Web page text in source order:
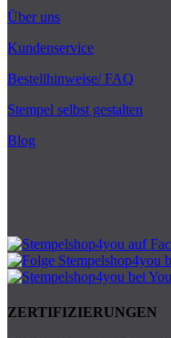
Über uns
Kundenservice
Bestellhinweise/ FAQ
Stempel selbst gestalten
Blog
ZERTIFIZIERUNGEN